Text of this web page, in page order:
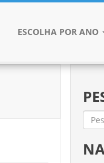
ESCOLHA POR ANO